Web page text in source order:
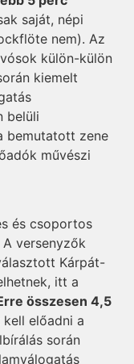
saját, népi
nem). Az
külön-külön
kiemelt
belüli
bemutatott zene
művészi
és csoportos
versenyzők
Kárpát-
itt a
összesen 4,5
előadni a
során